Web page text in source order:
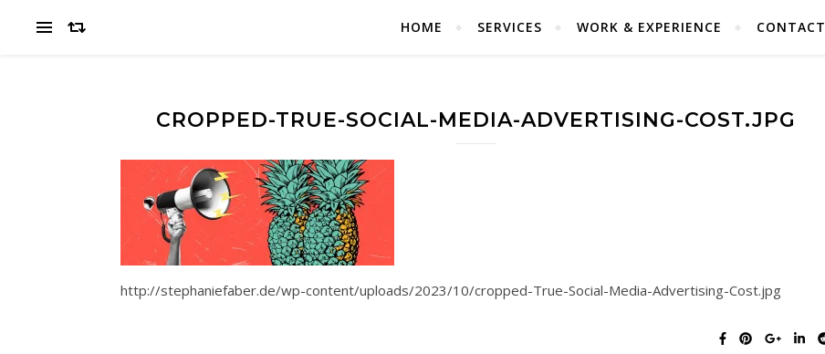
HOME SERVICES WORK & EXPERIENCE CONTACT
CROPPED-TRUE-SOCIAL-MEDIA-ADVERTISING-COST.JPG
http://stephaniefaber.de/wp-content/uploads/2023/10/cropped-True-Social-Media-Advertising-Cost.jpg